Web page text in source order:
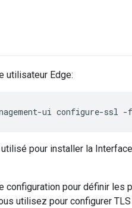
utilisateur Edge:
ui configure-ssl -f
pour installer la
configuration pour définir les
utilisez pour configurer